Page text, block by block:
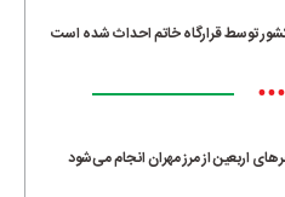
•••
اربعین از مرز مهران انجام می‌شود